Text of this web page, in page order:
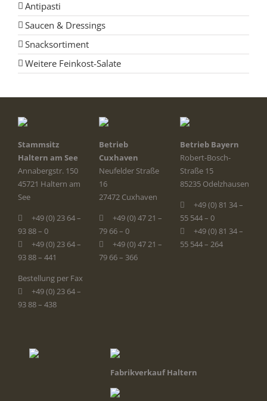
Antipasti
Saucen & Dressings
Snacksortiment
Weitere Feinkost-Salate
Stammsitz
Haltern am See
Annabergstr. 150
45721 Haltern am
See
+49 (0) 23 64 –
93 88 – 0
+49 (0) 23 64 –
93 88 – 441
Bestellung per Fax
+49 (0) 23 64 –
93 88 – 438
Betrieb
Cuxhaven
Neufelder Straße
16
27472 Cuxhaven
+49 (0) 47 21 –
79 66 – 0
+49 (0) 47 21 –
79 66 – 366
Betrieb Bayern
Robert-Bosch-
Straße 15
85235 Odelzhausen
+49 (0) 81 34 –
55 544 – 0
+49 (0) 81 34 –
55 544 – 264
Fabrikverkauf Haltern